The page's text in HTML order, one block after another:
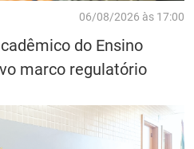
06/08/2026 às 17:00
do Ensino
marco regulatório